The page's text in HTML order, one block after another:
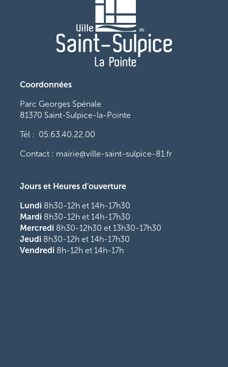
Coordonnées
Parc Georges Spénale
81370 Saint-Sulpice-la-Pointe
Tél : 05.63.40.22.00
Contact : mairie@ville-saint-sulpice-81.fr
Jours et Heures d'ouverture
Lundi 8h30-12h et 14h-17h30
Mardi 8h30-12h et 14h-17h30
Mercredi 8h30-12h30 et 13h30-17h30
Jeudi 8h30-12h et 14h-17h30
Vendredi 8h-12h et 14h-17h